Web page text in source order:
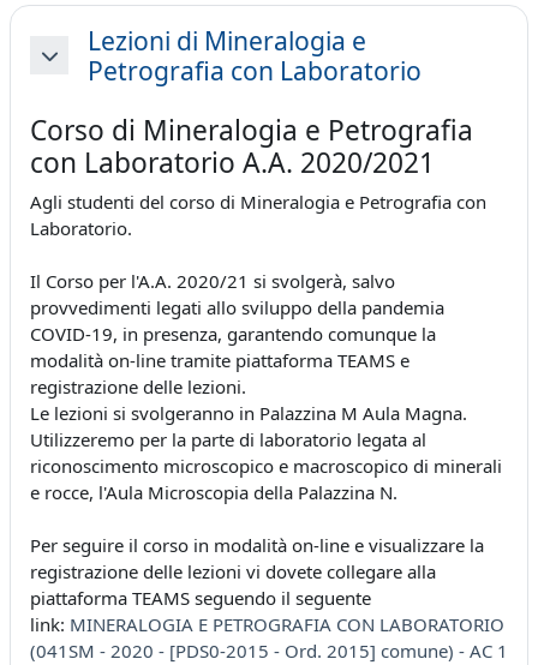
Minimizza
Lezioni di Mineralogia e
Petrografia con Laboratorio
Corso di Mineralogia e Petrografia
con Laboratorio A.A. 2020/2021
Agli studenti del corso di Mineralogia e Petrografia con
Laboratorio.
Il Corso per l'A.A. 2020/21 si svolgerà, salvo
provvedimenti legati allo sviluppo della pandemia
COVID-19, in presenza, garantendo comunque la
modalità on-line tramite piattaforma TEAMS e
registrazione delle lezioni.
Le lezioni si svolgeranno in Palazzina M Aula Magna.
Utilizzeremo per la parte di laboratorio legata al
riconoscimento microscopico e macroscopico di minerali
e rocce, l'Aula Microscopia della Palazzina N.
Per seguire il corso in modalità on-line e visualizzare la
registrazione delle lezioni vi dovete collegare alla
piattaforma TEAMS seguendo il seguente
link: MINERALOGIA E PETROGRAFIA CON LABORATORIO
(041SM - 2020 - [PDS0-2015 - Ord. 2015] comune) - AC 1